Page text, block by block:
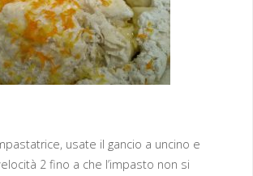
usate il gancio a uncino e
2 fino a che l’impasto non si